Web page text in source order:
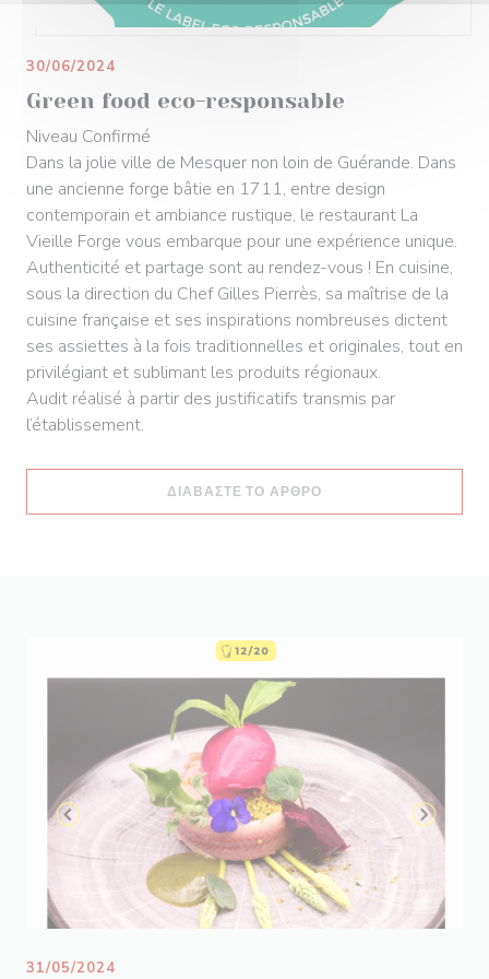
Green food eco-responsable
30/06/2024
Niveau Confirmé
Dans la jolie ville de Mesquer non loin de Guérande. Dans
une ancienne forge bâtie en 1711, entre design
contemporain et ambiance rustique, le restaurant La
Vieille Forge vous embarque pour une expérience unique.
Authenticité et partage sont au rendez-vous ! En cuisine,
sous la direction du Chef Gilles Pierrès, sa maîtrise de la
cuisine française et ses inspirations nombreuses dictent
ses assiettes à la fois traditionnelles et originales, tout en
privilégiant et sublimant les produits régionaux.
Audit réalisé à partir des justificatifs transmis par
l’établissement.
ΔΙΑΒΆΣΤΕ ΤΟ ΆΡΘΡΟ
31/05/2024